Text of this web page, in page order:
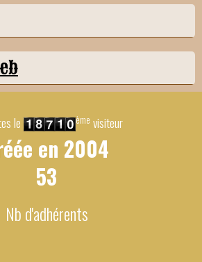
le ème visiteur
en 2004
53
Nb d'adhérents